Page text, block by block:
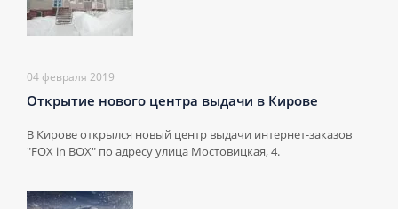
04 февраля 2019
Открытие нового центра выдачи в Кирове
В Кирове открылся новый центр выдачи интернет-заказов
"FOX in BOX" по адресу улица Мостовицкая, 4.